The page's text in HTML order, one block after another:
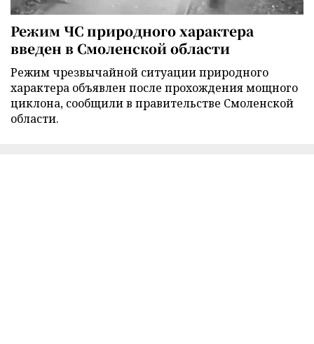
Режим ЧС природного характера
введен в Смоленской области
Режим чрезвычайной ситуации природного
характера объявлен после прохождения мощного
циклона, сообщили в правительстве Смоленской
области.